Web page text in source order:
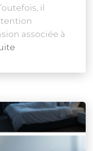
il
associée à